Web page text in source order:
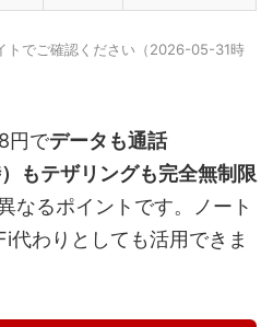
トでご確認ください（2026-05-31時
円でデータも通話
もテザリングも完全無制限
なるポイントです。ノート
代わりとしても活用できま